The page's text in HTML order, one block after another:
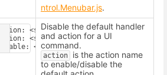
ntrol.Menubar.js.
action: <string>
action: <string>
Disable the default handler
and action for a UI
command.
action
is the action name
to enable/disable the